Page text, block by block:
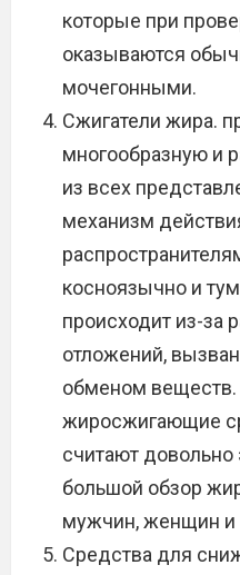
которые при
оказываются
мочегонными.
Сжигатели жира.
многообразную и
из всех
механизм
косноязычно и
происходит из-за
отложений,
обменом
жиросжигающие
считают
большой обзор
мужчин, женщин и
Средства для